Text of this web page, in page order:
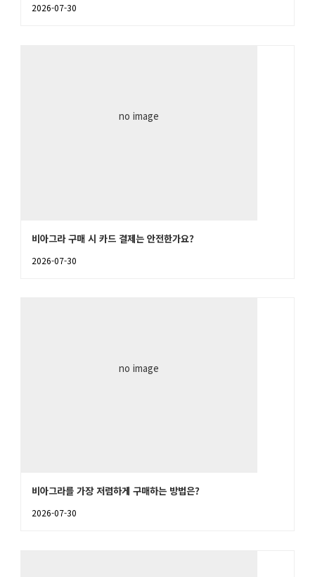
2026-07-30
no image
비아그라 구매 시 카드 결제는 안전한가요?
2026-07-30
no image
비아그라를 가장 저렴하게 구매하는 방법은?
2026-07-30